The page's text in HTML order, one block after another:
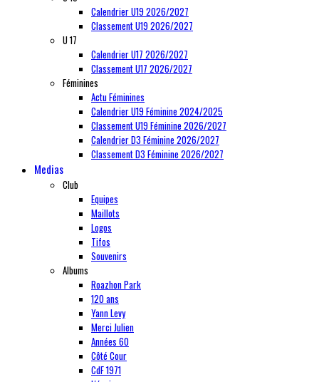
Calendrier U19 2026/2027
Classement U19 2026/2027
U 17
Calendrier U17 2026/2027
Classement U17 2026/2027
Féminines
Actu Féminines
Calendrier U19 Féminine 2024/2025
Classement U19 Féminine 2026/2027
Calendrier D3 Féminine 2026/2027
Classement D3 Féminine 2026/2027
Medias
Club
Equipes
Maillots
Logos
Tifos
Souvenirs
Albums
Roazhon Park
120 ans
Yann Levy
Merci Julien
Années 60
Côté Cour
CdF 1971